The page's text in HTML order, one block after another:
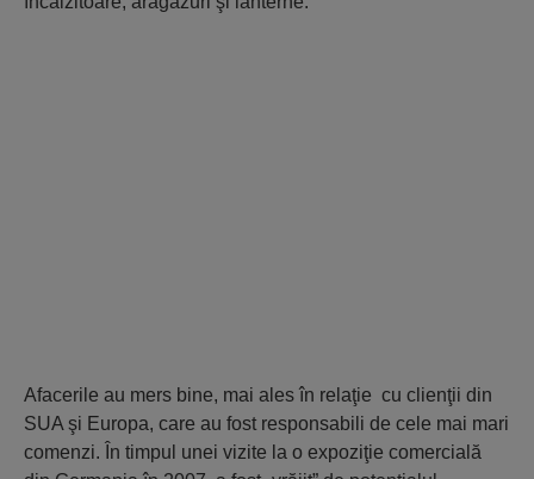
Afacerile au mers bine, mai ales în relaţie cu clienţii din
SUA şi Europa, care au fost responsabili de cele mai mari
comenzi. În timpul unei vizite la o expoziţie comercială